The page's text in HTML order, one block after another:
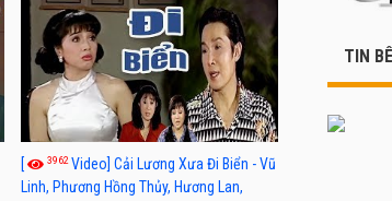
[ 3962 Video] Cải Lương Xưa Đi Biển - Vũ
Linh, Phương Hồng Thủy, Hương Lan,
TIN